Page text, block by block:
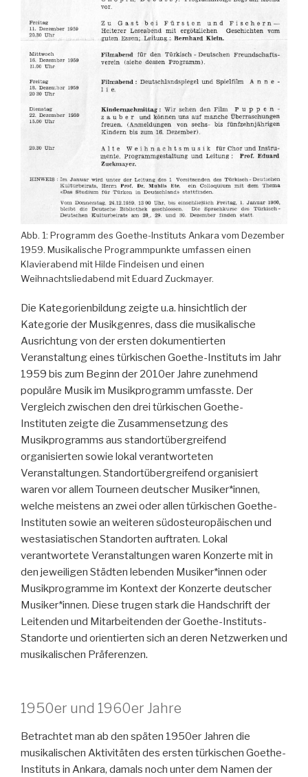
Abb. 1: Programm des Goethe-Instituts Ankara vom Dezember
1959. Musikalische Programmpunkte umfassen einen
Klavierabend mit Hilde Findeisen und einen
Weihnachtsliedabend mit Eduard Zuckmayer.
Die Kategorienbildung zeigte u.a. hinsichtlich der
Kategorie der Musikgenres, dass die musikalische
Ausrichtung von der ersten dokumentierten
Veranstaltung eines türkischen Goethe-Instituts im Jahr
1959 bis zum Beginn der 2010er Jahre zunehmend
populäre Musik im Musikprogramm umfasste. Der
Vergleich zwischen den drei türkischen Goethe-
Instituten zeigte die Zusammensetzung des
Musikprogramms aus standortübergreifend
organisierten sowie lokal verantworteten
Veranstaltungen. Standortübergreifend organisiert
waren vor allem Tourneen deutscher Musiker*innen,
welche meistens an zwei oder allen türkischen Goethe-
Instituten sowie an weiteren südosteuropäischen und
westasiatischen Standorten auftraten. Lokal
verantwortete Veranstaltungen waren Konzerte mit in
den jeweiligen Städten lebenden Musiker*innen oder
Musikprogramme im Kontext der Konzerte deutscher
Musiker*innen. Diese trugen stark die Handschrift der
Leitenden und Mitarbeitenden der Goethe-Instituts-
Standorte und orientierten sich an deren Netzwerken und
musikalischen Präferenzen.
1950er und 1960er Jahre
Betrachtet man ab den späten 1950er Jahren die
musikalischen Aktivitäten des ersten türkischen Goethe-
Instituts in Ankara, damals noch unter dem Namen der